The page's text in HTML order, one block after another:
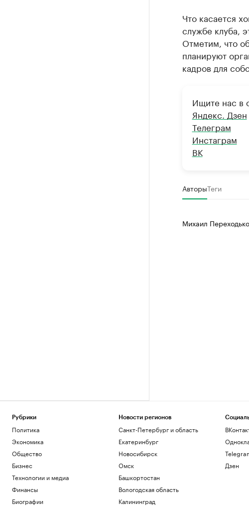
Что касается
службе клуба,
Отметим, что
планируют
кадров для
Ищите нас в
Яндекс. Дзен
Телеграм
Инстаграм
ВК
АвторыТеги
Михаил
Рубрики
Политика
Экономика
Общество
Бизнес
Технологии и медиа
Финансы
Биографии
Новости регионов
Санкт-Петербург и область
Екатеринбург
Новосибирск
Омск
Башкортостан
Вологодская область
Калининград
Дзен